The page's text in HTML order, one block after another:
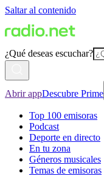
Saltar al contenido
¿Qué deseas escuchar?
Abrir appDescubre Prime
Top 100 emisoras
Podcast
Deporte en directo
En tu zona
Géneros musicales
Temas de emisoras